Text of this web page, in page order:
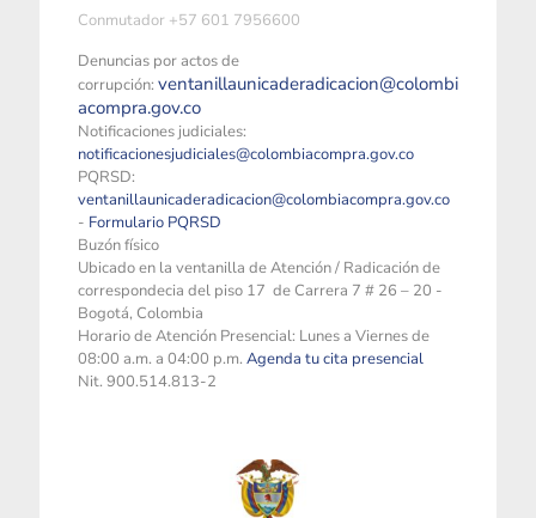
Conmutador +57 601 7956600
Denuncias por actos de
corrupción: ventanillaunicaderadicacion@colombi
acompra.gov.co
Notificaciones judiciales:
notificacionesjudiciales@colombiacompra.gov.co
PQRSD:
ventanillaunicaderadicacion@colombiacompra.gov.co
- Formulario PQRSD
Buzón físico
Ubicado en la ventanilla de Atención / Radicación de
correspondecia del piso 17 de Carrera 7 # 26 – 20 -
Bogotá, Colombia
Horario de Atención Presencial: Lunes a Viernes de
08:00 a.m. a 04:00 p.m. Agenda tu cita presencial
Nit. 900.514.813-2